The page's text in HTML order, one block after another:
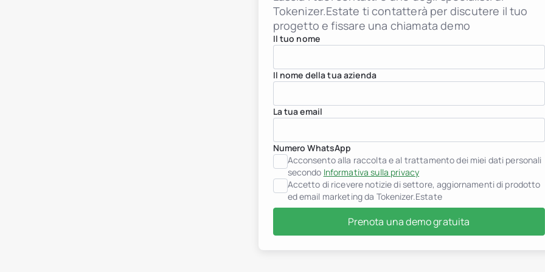
Tokenizer.Estate ti contatterà per discutere il tuo
progetto e fissare una chiamata demo
Il tuo nome
Il nome della tua azienda
La tua email
Numero WhatsApp
Acconsento alla raccolta e al trattamento dei miei dati personali
secondo Informativa sulla privacy
Accetto di ricevere notizie di settore, aggiornamenti di prodotto
ed email marketing da Tokenizer.Estate
Prenota una demo gratuita
Individui High-Net-Worth
Albania
Francia
Germania
Lussemburgo
Montenegro
Paesi Bassi
Portogallo
Arabia Saudita
Serbia
Spagna
Thailandia